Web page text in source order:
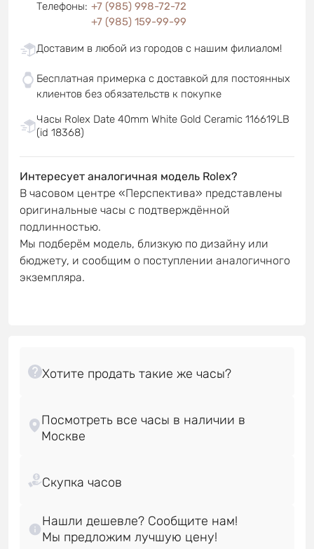
Телефоны: +7 (985) 998-72-72
+7 (985) 159-99-99
Доставим в любой из городов с нашим филиалом!
Бесплатная примерка с доставкой для постоянных
клиентов без обязательств к покупке
Часы Rolex Date 40mm White Gold Ceramic 116619LB
(id 18368)
Интересует аналогичная модель Rolex?
В часовом центре «Перспектива» представлены
оригинальные часы с подтверждённой
подлинностью.
Мы подберём модель, близкую по дизайну или
бюджету, и сообщим о поступлении аналогичного
экземпляра.
Посмотреть все часы в наличии в
Нашли дешевле? Сообщите нам!
Мы предложим лучшую цену!